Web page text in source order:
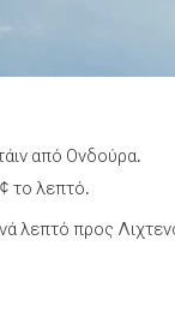
από Ονδούρα.
το λεπτό.
λεπτό προς